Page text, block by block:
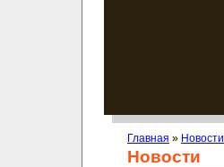
Главная » Новости
Новости